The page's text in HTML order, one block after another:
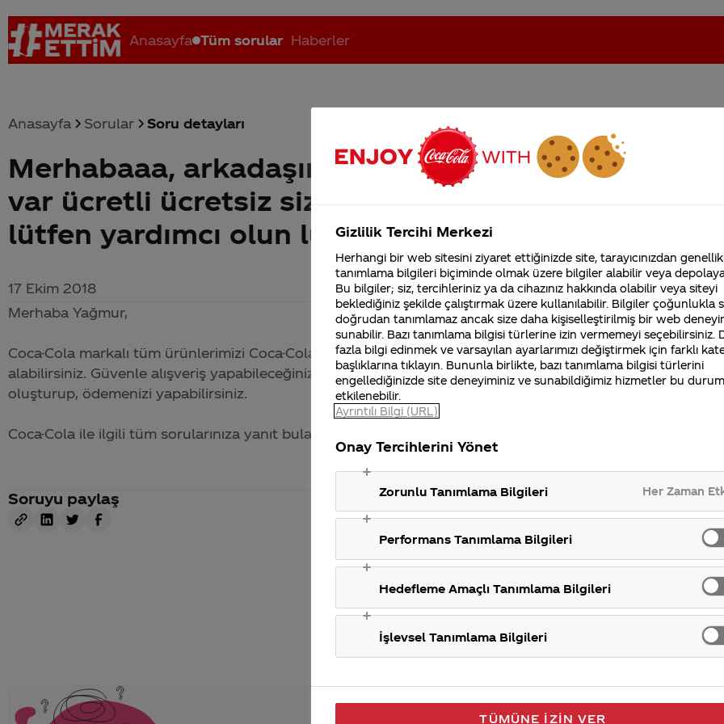
Anasayfa Tüm sorular Haberler
Coca-Cola nerenin malı? Coca cola İsrail malı mı Yani ... Coca-Cola'nın Filistin'de fabr... Coca-Cola’yı kim buldu?
Anasayfa Sorular Soru detayları
Merhabaaa, arkadaşım Coca Cola aşığı doğum
var ücretli ücretsiz sizden bi şekilde hediye
lütfen yardımcı olun lüüütfen
17 Ekim 2018
Merhaba Yağmur,
Coca-Cola markalı tüm ürünlerimizi Coca-Cola
Dükkanı www.coca-coladukkani.com resmi web sitemizden
alabilirsiniz. Güvenle alışveriş yapabileceğiniz www.coca-coladukkani.com sitesinde, ürünlerinizi seçip,
oluşturup, ödemenizi yapabilirsiniz.
Coca-Cola ile ilgili tüm sorularınıza yanıt bulabileceğiniz Merak Ettim sitemizi ziyaret ettiğiniz için teşekkür
Soruyu paylaş
Coca-Cola Şirketi
merak ettikleriniz.
Fabrikalarımız,
sertifikalarımız, faaliyet
gösterdiğimiz ülkeler,
tarihçemiz ve daha
Gizlilik Tercihi Merkezi
Herhangi bir web sitesini ziyaret ettiğinizde site, tarayıcınızdan
tanımlama bilgileri biçiminde olmak üzere bilgiler alabilir veya
Bu bilgiler; siz, tercihleriniz ya da cihazınız hakkında olabilir veya siteyi
beklediğiniz şekilde çalıştırmak üzere kullanılabilir. Bilgiler çoğunlukla
doğrudan tanımlamaz ancak size daha kişiselleştirilmiş bir web
sunabilir. Bazı tanımlama bilgisi türlerine izin vermemeyi seçebilirsiniz.
fazla bilgi edinmek ve varsayılan ayarlarımızı değiştirmek için farklı
başlıklarına tıklayın. Bununla birlikte, bazı tanımlama bilgisi türlerini
engellediğinizde site deneyiminiz ve sunabildiğimiz hizmetler bu
etkilenebilir.
Ayrıntılı Bilgi (URL)
Onay Tercihlerini Yönet
Zorunlu Tanımlama Bilgileri Her Zaman
Performans Tanımlama Bilgileri
Hedefleme Amaçlı Tanımlama Bilgileri
İşlevsel Tanımlama Bilgileri
TÜMÜNE İZIN VER